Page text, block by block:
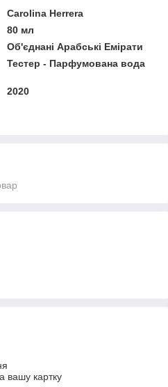
Carolina Herrera
80 мл
Об'єднані Арабські Емірати
Тестер - Парфумована вода
2020
вашу картку